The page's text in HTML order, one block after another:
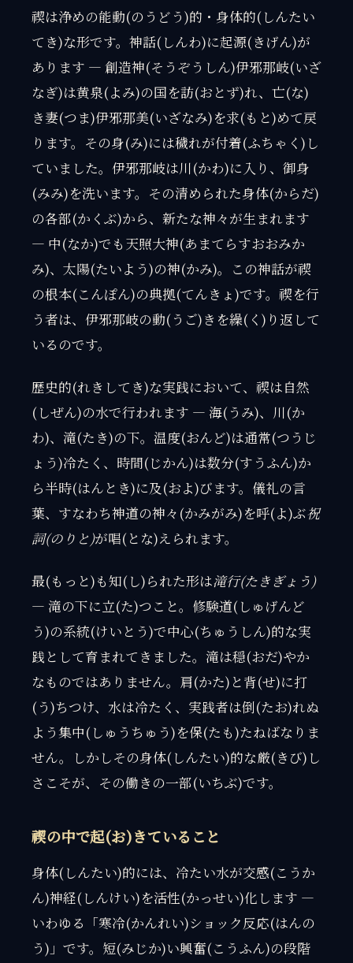
禊は浄めの能動(のうどう)的・身体的(しんたい
てき)な形です。神話(しんわ)に起源(きげん)が
あります — 創造神(そうぞうしん)伊邪那岐(いざ
なぎ)は黄泉(よみ)の国を訪(おとず)れ、亡(な)
き妻(つま)伊邪那美(いざなみ)を求(もと)めて戻
ります。その身(み)には穢れが付着(ふちゃく)し
ていました。伊邪那岐は川(かわ)に入り、御身
(みみ)を洗います。その清められた身体(からだ)
の各部(かくぶ)から、新たな神々が生まれます
— 中(なか)でも天照大神(あまてらすおおみか
み)、太陽(たいよう)の神(かみ)。この神話が禊
の根本(こんぽん)の典拠(てんきょ)です。禊を行
う者は、伊邪那岐の動(うご)きを繰(く)り返して
いるのです。
歴史的(れきしてき)な実践において、禊は自然
(しぜん)の水で行われます — 海(うみ)、川(か
わ)、滝(たき)の下。温度(おんど)は通常(つうじ
ょう)冷たく、時間(じかん)は数分(すうふん)か
ら半時(はんとき)に及(およ)びます。儀礼の言
葉、すなわち神道の神々(かみがみ)を呼(よ)ぶ祝
詞(のりと)が唱(とな)えられます。
最(もっと)も知(し)られた形は滝行(たきぎょう)
— 滝の下に立(た)つこと。修験道(しゅげんど
う)の系統(けいとう)で中心(ちゅうしん)的な実
践として育まれてきました。滝は穏(おだ)やか
なものではありません。肩(かた)と背(せ)に打
(う)ちつけ、水は冷たく、実践者は倒(たお)れぬ
よう集中(しゅうちゅう)を保(たも)たねばなりま
せん。しかしその身体(しんたい)的な厳(きび)し
さこそが、その働きの一部(いちぶ)です。
禊の中で起(お)きていること
身体(しんたい)的には、冷たい水が交感(こうか
ん)神経(しんけい)を活性(かっせい)化します —
いわゆる「寒冷(かんれい)ショック反応(はんの
う)」です。短(みじか)い興奮(こうふん)の段階